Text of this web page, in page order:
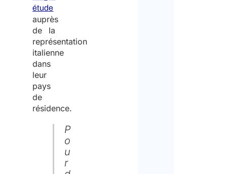
étude
auprès
de la
représentation
italienne
dans
leur
pays
de
résidence.
P
o
u
r